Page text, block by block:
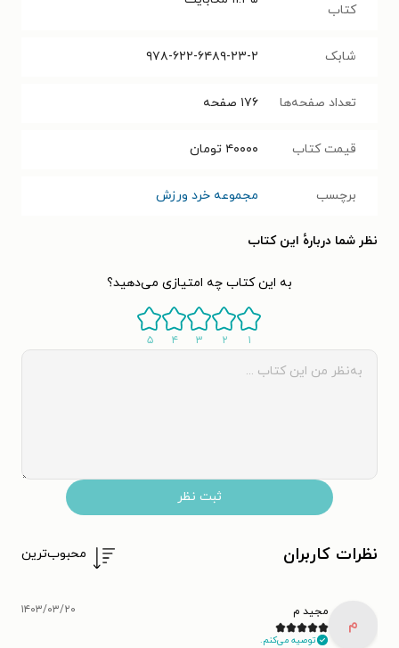
کتاب
شابک ۹۷۸-۶۲۲-۶۴۸۹-۲۳-۲
تعداد صفحه‌ها ۱۷۶ صفحه
قیمت کتاب ۴۰۰۰۰ تومان
برچسب مجموعه خرد ورزش
نظر شما دربارهٔ این کتاب
به این کتاب چه امتیازی می‌دهید؟
۱ ۲ ۳ ۴ ۵
ثبت نظر
نظرات کاربران محبوب‌ترین
م
مجید م
توصیه می‌کنم.
۱۴۰۳/۰۳/۲۰